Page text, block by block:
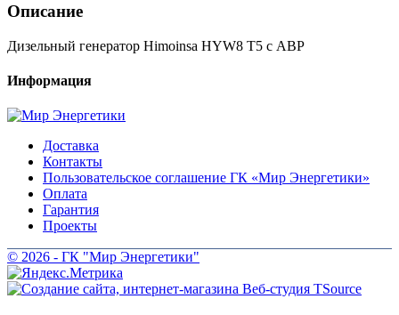
Описание
Дизельный генератор Himoinsa HYW8 T5 с АВР
Информация
Доставка
Контакты
Пользовательское соглашение ГК «Мир Энергетики»
Оплата
Гарантия
Проекты
© 2026 - ГК "Мир Энергетики"